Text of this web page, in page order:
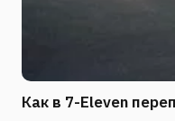
Как в 7-Eleven